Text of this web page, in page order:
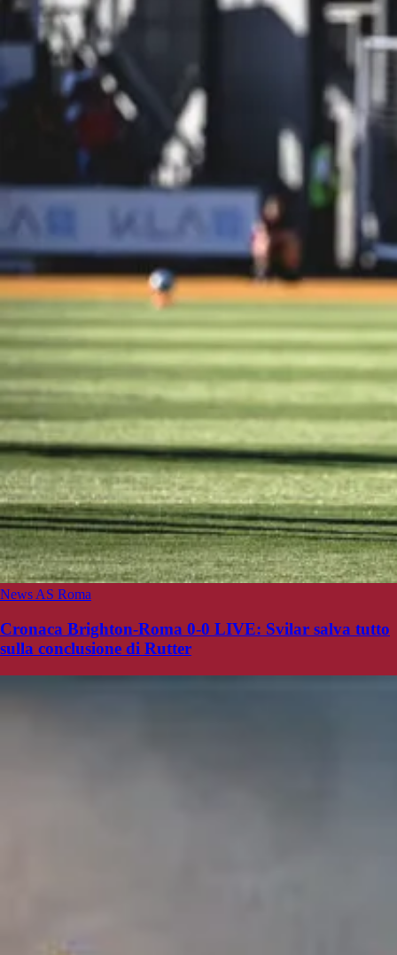
News AS Roma
Cronaca Brighton-Roma 0-0 LIVE: Svilar salva tutto
sulla conclusione di Rutter